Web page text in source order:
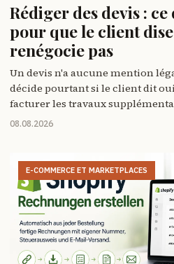
Rédiger des devis :
pour que le client
renégocie pas
Un devis n'a aucune mention
décide pourtant si le client dit
facturer les travaux
recopier.
08.08.2026
E-COMMERCE ET MARKETPLACES